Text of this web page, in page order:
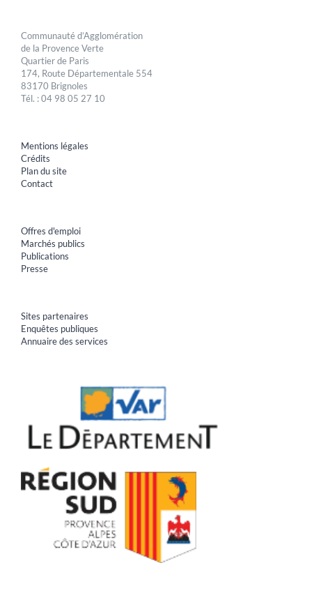
Communauté d’Agglomération
de la Provence Verte
Quartier de Paris
174, Route Départementale 554
83170 Brignoles
Tél. : 04 98 05 27 10
Mentions légales
Crédits
Plan du site
Contact
Offres d'emploi
Marchés publics
Publications
Presse
Sites partenaires
Enquêtes publiques
Annuaire des services